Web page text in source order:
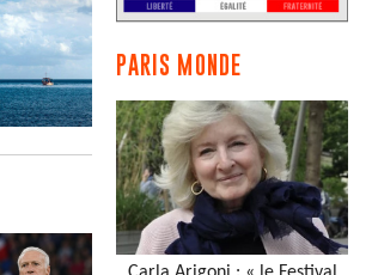
PARIS MONDE